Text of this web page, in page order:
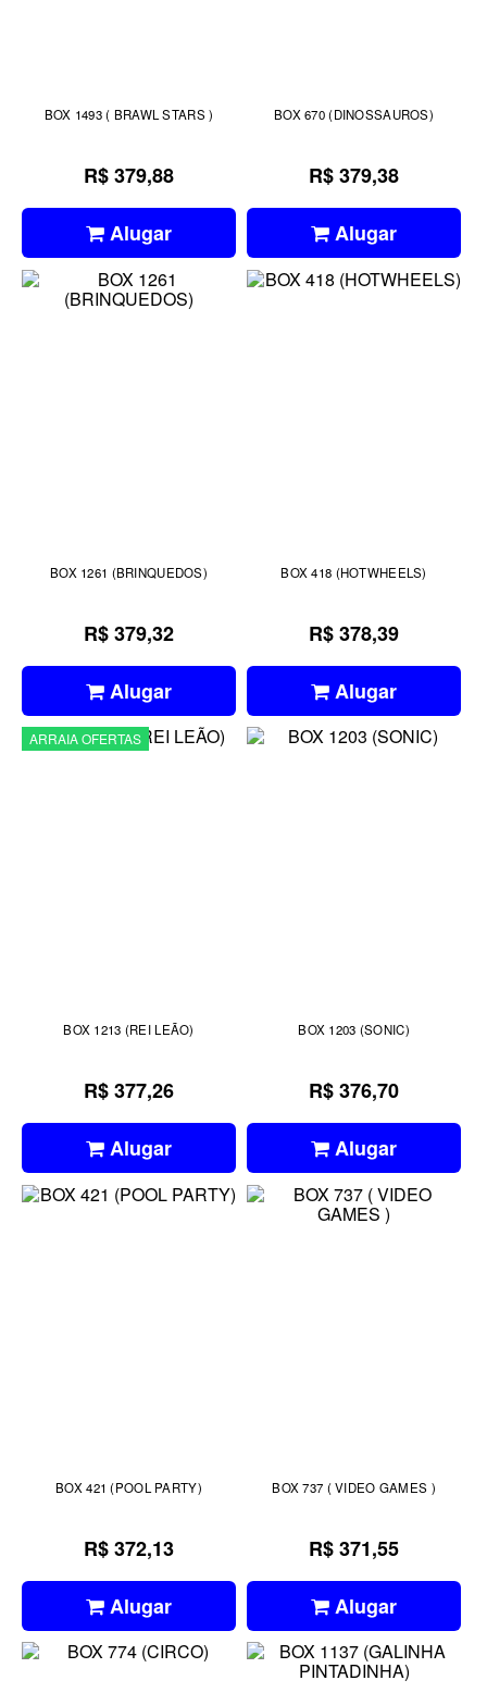
BOX 1493 ( BRAWL STARS )
R$ 379,88
Alugar
BOX 670 (DINOSSAUROS)
R$ 379,38
Alugar
BOX 1261 (BRINQUEDOS)
R$ 379,32
Alugar
BOX 418 (HOTWHEELS)
R$ 378,39
Alugar
ARRAIA OFERTAS
BOX 1213 (REI LEÃO)
R$ 377,26
Alugar
BOX 1203 (SONIC)
R$ 376,70
Alugar
BOX 421 (POOL PARTY)
R$ 372,13
Alugar
BOX 737 ( VIDEO GAMES )
R$ 371,55
Alugar